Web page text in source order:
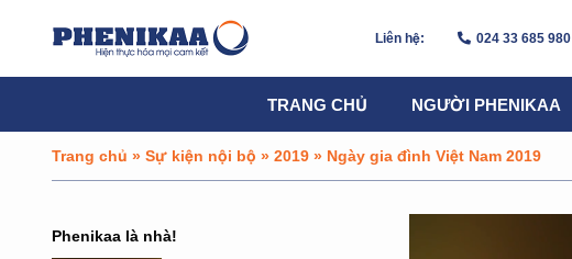
Liên hệ: 024 33 685 980
TRANG CHỦ NGƯỜI PHENIKAA
Trang chủ » Sự kiện nội bộ » 2019 » Ngày gia đình Việt Nam 2019
Phenikaa là nhà!